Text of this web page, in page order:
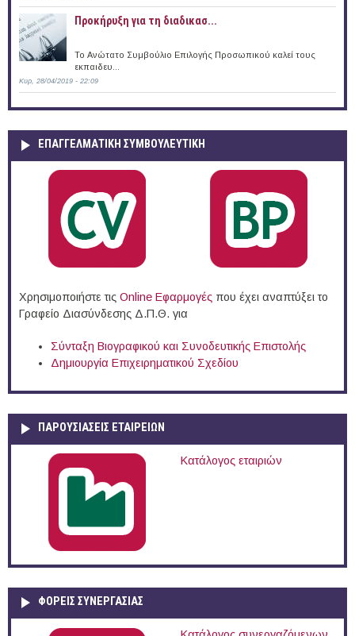
Προκήρυξη για τη διαδικασ...
Το Ανώτατο Συμβούλιο Επιλογής Προσωπικού καλεί τους
εκπαιδευ...
Κυρ, 28/04/2019 - 22:09
ΕΠΑΓΓΕΛΜΑΤΙΚΉ ΣΥΜΒΟΥΛΕΥΤΙΚΉ
Χρησιμοποιήστε τις Online Eφαρμογές που έχει αναπτύξει το
Γραφείο Διασύνδεσης Δ.Π.Θ. για
Σύνταξη Βιογραφικού και Συνοδευτικής Επιστολής
Δημιουργία Επιχειρηματικού Σχεδίου
ΠΑΡΟΥΣΙΆΣΕΙΣ ΕΤΑΙΡΕΙΏΝ
Κατάλογος εταιριών
ΦΟΡΕΙΣ ΣΥΝΕΡΓΑΣΙΑΣ